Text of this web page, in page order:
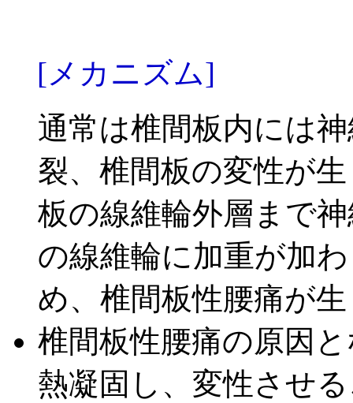
[メカニズム]
通常は椎間板内には
裂、椎間板の変性が
板の線維輪外層まで
の線維輪に加重が加
め、椎間板性腰痛が
椎間板性腰痛の原因
熱凝固し、変性させ